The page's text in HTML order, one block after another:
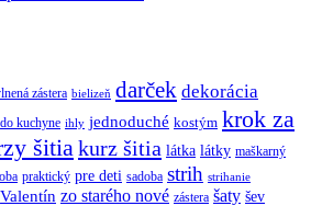
zástera bielizeň darček dekorácia
do kuchyne ihly jednoduché kostým krok za
šitiakurz šitia látka látky maškarný
praktický pre deti sadoba strih strihanie
Valentín zo starého nové zástera šaty šev